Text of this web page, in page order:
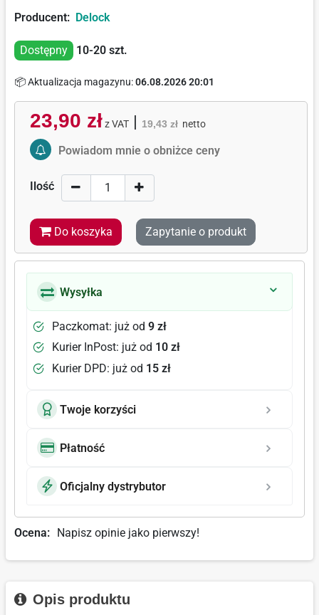
Producent: Delock
Dostępny 10-20 szt.
📦 Aktualizacja magazynu:06.08.2026 20:01
23,90 zł z VAT| 19,43 zł netto
Activate Price Alert
Powiadom mnie o obniżce ceny
Ilość
Do koszyka Zapytanie o produkt
Wysyłka
Paczkomat: już od 9 zł
Kurier InPost: już od 10 zł
Kurier DPD: już od 15 zł
Twoje korzyści
Płatność
Oficjalny dystrybutor
Ocena: Napisz opinie jako pierwszy!
Opis produktu